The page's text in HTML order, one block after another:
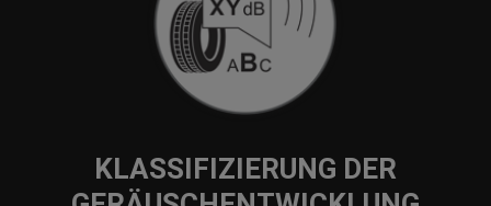
KLASSIFIZIERUNG DER